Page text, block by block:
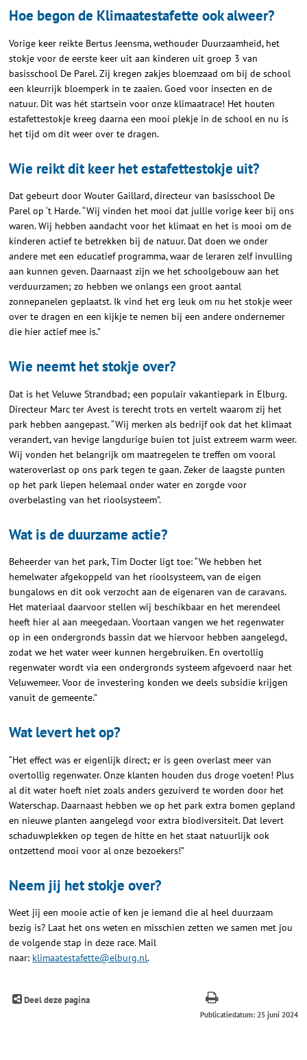
Hoe begon de Klimaatestafette ook alweer?
Vorige keer reikte Bertus Jeensma, wethouder Duurzaamheid, het
stokje voor de eerste keer uit aan kinderen uit groep 3 van
basisschool De Parel. Zij kregen zakjes bloemzaad om bij de school
een kleurrijk bloemperk in te zaaien. Goed voor insecten en de
natuur. Dit was hét startsein voor onze klimaatrace! Het houten
estafettestokje kreeg daarna een mooi plekje in de school en nu is
het tijd om dit weer over te dragen.
Wie reikt dit keer het estafettestokje uit?
Dat gebeurt door Wouter Gaillard, directeur van basisschool De
Parel op ‘t Harde. “Wij vinden het mooi dat jullie vorige keer bij ons
waren. Wij hebben aandacht voor het klimaat en het is mooi om de
kinderen actief te betrekken bij de natuur. Dat doen we onder
andere met een educatief programma, waar de leraren zelf invulling
aan kunnen geven. Daarnaast zijn we het schoolgebouw aan het
verduurzamen; zo hebben we onlangs een groot aantal
zonnepanelen geplaatst. Ik vind het erg leuk om nu het stokje weer
over te dragen en een kijkje te nemen bij een andere ondernemer
die hier actief mee is.”
Wie neemt het stokje over?
Dat is het Veluwe Strandbad; een populair vakantiepark in Elburg.
Directeur Marc ter Avest is terecht trots en vertelt waarom zij het
park hebben aangepast. “Wij merken als bedrijf ook dat het klimaat
verandert, van hevige langdurige buien tot juist extreem warm weer.
Wij vonden het belangrijk om maatregelen te treffen om vooral
wateroverlast op ons park tegen te gaan. Zeker de laagste punten
op het park liepen helemaal onder water en zorgde voor
overbelasting van het rioolsysteem”.
Wat is de duurzame actie?
Beheerder van het park, Tim Docter ligt toe: “We hebben het
hemelwater afgekoppeld van het rioolsysteem, van de eigen
bungalows en dit ook verzocht aan de eigenaren van de caravans.
Het materiaal daarvoor stellen wij beschikbaar en het merendeel
heeft hier al aan meegedaan. Voortaan vangen we het regenwater
op in een ondergronds bassin dat we hiervoor hebben aangelegd,
zodat we het water weer kunnen hergebruiken. En overtollig
regenwater wordt via een ondergronds systeem afgevoerd naar het
Veluwemeer. Voor de investering konden we deels subsidie krijgen
vanuit de gemeente.”
Wat levert het op?
“Het effect was er eigenlijk direct; er is geen overlast meer van
overtollig regenwater. Onze klanten houden dus droge voeten! Plus
al dit water hoeft niet zoals anders gezuiverd te worden door het
Waterschap. Daarnaast hebben we op het park extra bomen gepland
en nieuwe planten aangelegd voor extra biodiversiteit. Dat levert
schaduwplekken op tegen de hitte en het staat natuurlijk ook
ontzettend mooi voor al onze bezoekers!”
Neem jij het stokje over?
Weet jij een mooie actie of ken je iemand die al heel duurzaam
bezig is? Laat het ons weten en misschien zetten we samen met jou
de volgende stap in deze race. Mail
naar: klimaatestafette@elburg.nl.
Deel deze pagina
Publicatiedatum: 25 juni 2024